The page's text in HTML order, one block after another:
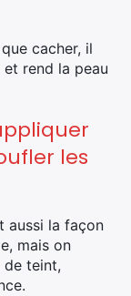
cacher, il
rend la peau
les
aussi la façon
mais on
de teint,